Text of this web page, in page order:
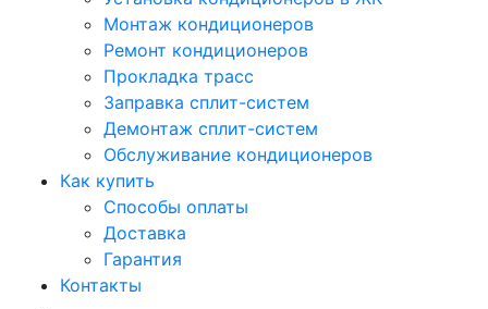
Монтаж кондиционеров
Ремонт кондиционеров
Прокладка трасс
Заправка сплит-систем
Демонтаж сплит-систем
Обслуживание кондиционеров
Как купить
Способы оплаты
Доставка
Гарантия
Контакты